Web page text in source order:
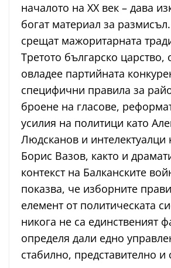
началото на XX век – дава
богат материал за
срещат мажоритарната
Третото българско царство,
овладее партийната
специфични правила за
броене на гласове,
усилия на политици като
Людсканов и интелектуалци
Борис Вазов, както и
контекст на Балканските
показва, че изборните
елемент от политическата
никога не са единственият
определя дали едно
стабилно, представително и